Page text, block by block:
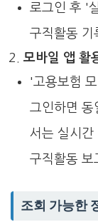
로그인 후 '
구직활동 기
모바일 앱 활
'고용보험
그인하면 동
서는 실시간
구직활동 보
조회 가능한